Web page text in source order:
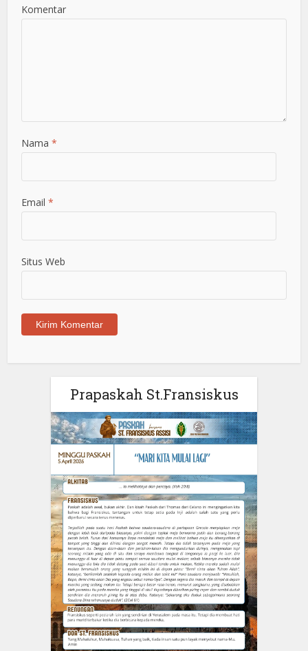
Komentar
Nama*
Email*
Situs Web
Prapaskah St.Fransiskus